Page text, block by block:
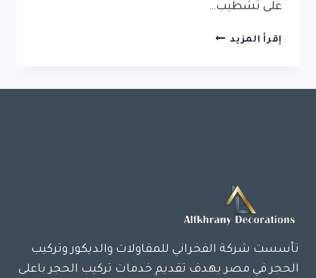
على تشطيب…
إقرأ المزيد حجر
تأسست شركة الفخراني للمقاولات والديكور وتركيب
الحجر في مصر بهدف تقديم خدمات تركيب الحجر باعلى